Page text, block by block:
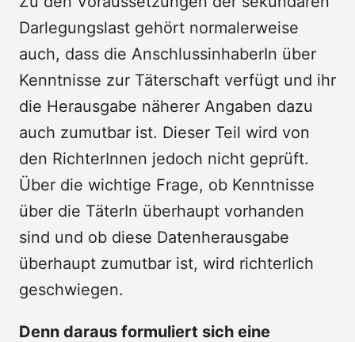
Darlegungslast gehört normalerweise
auch, dass die AnschlussinhaberIn über
Kenntnisse zur Täterschaft verfügt und ihr
die Herausgabe näherer Angaben dazu
auch zumutbar ist. Dieser Teil wird von
den RichterInnen jedoch nicht geprüft.
Über die wichtige Frage, ob Kenntnisse
über die TäterIn überhaupt vorhanden
sind und ob diese Datenherausgabe
überhaupt zumutbar ist, wird richterlich
geschwiegen.
Denn daraus formuliert sich eine